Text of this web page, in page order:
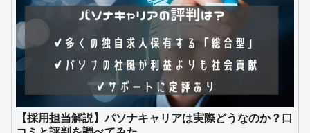
【採用担当解説】パソナキャリアは実際どうなのか？口